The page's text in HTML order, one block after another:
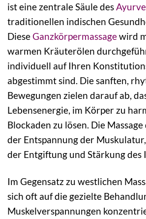
ist eine zentrale Säule des
traditionellen indischen
DieseGanzkörpermassagewird
warmen Kräuterölen
individuell auf Ihren
abgestimmt sind. Die sanften,
Bewegungen zielen darauf ab,
Lebensenergie, im Körper zu
Blockaden zu lösen. Die
der Entspannung der
der Entgiftung und Stärkung des
Im Gegensatz zu westlichen
sich oft auf die gezielte
Muskelverspannungen